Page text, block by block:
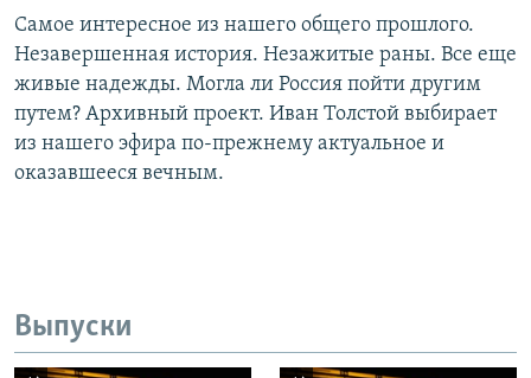
Самое интересное из нашего общего прошлого.
Незавершенная история. Незажитые раны. Все еще
живые надежды. Могла ли Россия пойти другим
путем? Архивный проект. Иван Толстой выбирает
из нашего эфира по-прежнему актуальное и
оказавшееся вечным.
Выпуски